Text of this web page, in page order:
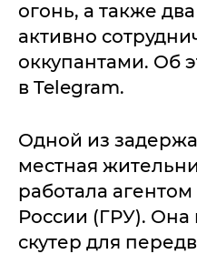
огонь, а также
активно
оккупантами. Об
в Telegram.
Одной из
местная
работала
России (ГРУ). Она
скутер для